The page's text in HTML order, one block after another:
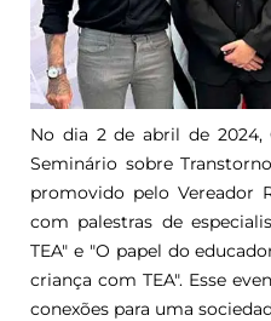
No dia 2 de abril de 2024,
Seminário sobre
promovido pelo Vereador
com palestras de
TEA" e "O papel do
criança com TEA". Esse
conexões para uma